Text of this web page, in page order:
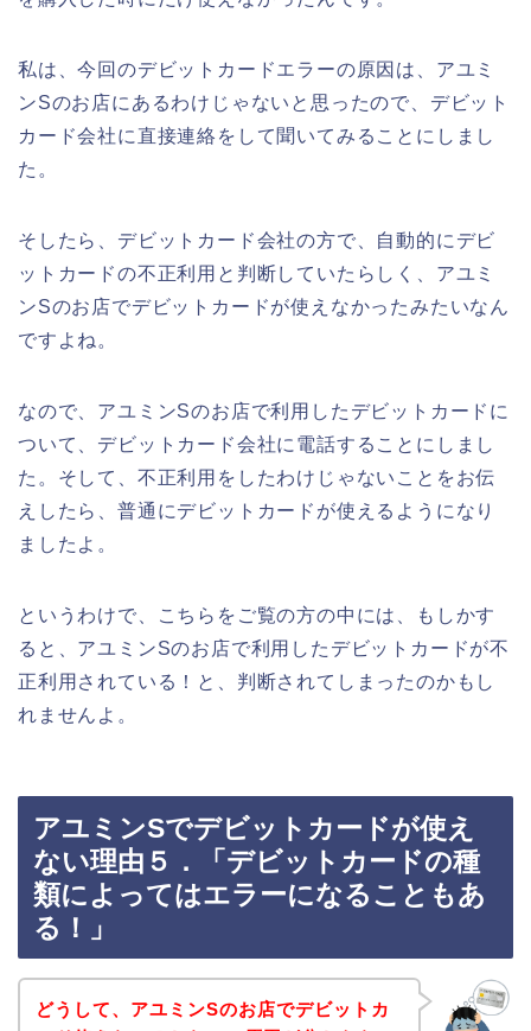
私は、今回のデビットカードエラーの原因は、アユミ
ンSのお店にあるわけじゃないと思ったので、デビット
カード会社に直接連絡をして聞いてみることにしまし
た。
そしたら、デビットカード会社の方で、自動的にデビ
ットカードの不正利用と判断していたらしく、アユミ
ンSのお店でデビットカードが使えなかったみたいなん
ですよね。
なので、アユミンSのお店で利用したデビットカードに
ついて、デビットカード会社に電話することにしまし
た。そして、不正利用をしたわけじゃないことをお伝
えしたら、普通にデビットカードが使えるようになり
ましたよ。
というわけで、こちらをご覧の方の中には、もしかす
ると、アユミンSのお店で利用したデビットカードが不
正利用されている！と、判断されてしまったのかもし
れませんよ。
アユミンSでデビットカードが使え
ない理由５．「デビットカードの種
類によってはエラーになることもあ
る！」
どうして、アユミンSのお店でデビットカ